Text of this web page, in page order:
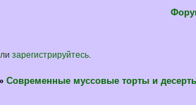
зарегистрируйтесь.
Современные муссовые торты и